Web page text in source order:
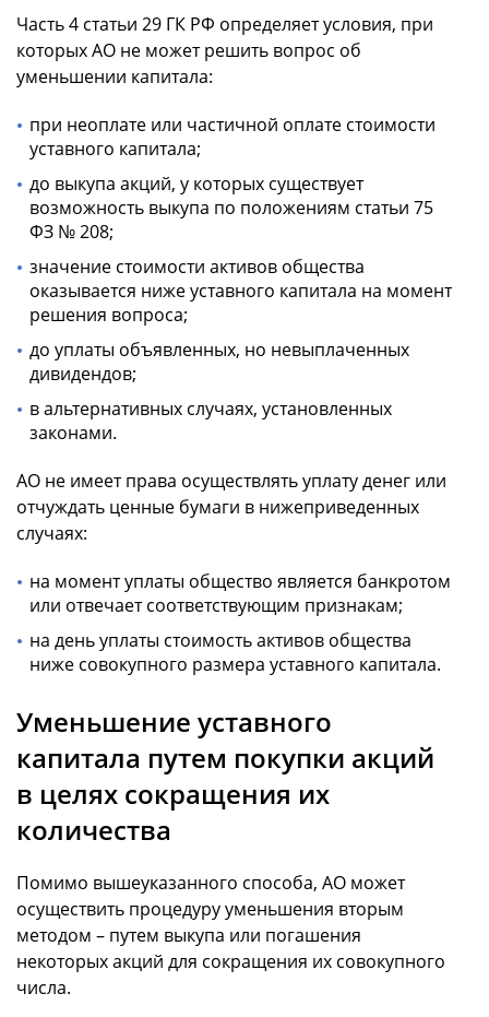
Часть 4 статьи 29 ГК РФ определяет условия, при
которых АО не может решить вопрос об
уменьшении капитала:
при неоплате или частичной оплате стоимости
уставного капитала;
до выкупа акций, у которых существует
возможность выкупа по положениям статьи 75
ФЗ № 208;
значение стоимости активов общества
оказывается ниже уставного капитала на момент
решения вопроса;
до уплаты объявленных, но невыплаченных
дивидендов;
в альтернативных случаях, установленных
законами.
АО не имеет права осуществлять уплату денег или
отчуждать ценные бумаги в нижеприведенных
случаях:
на момент уплаты общество является банкротом
или отвечает соответствующим признакам;
на день уплаты стоимость активов общества
ниже совокупного размера уставного капитала.
Уменьшение уставного
капитала путем покупки акций
в целях сокращения их
количества
Помимо вышеуказанного способа, АО может
осуществить процедуру уменьшения вторым
методом – путем выкупа или погашения
некоторых акций для сокращения их совокупного
числа.